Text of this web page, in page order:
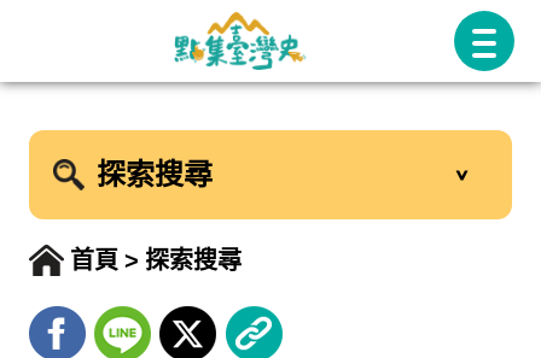
探索搜尋
首頁 探索搜尋